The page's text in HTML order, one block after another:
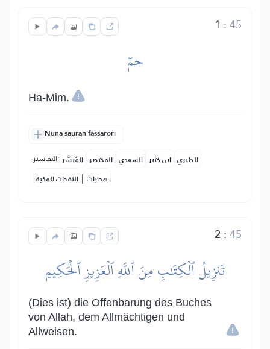
1 :45
حمٓ
Ha-Mim.
Nuna sauran fassarori
التفاسير: المُيسَّر المختصر السعدي ابن كثير الطبري
النفحات المكية | هدايات
2 :45
تَنزِيلُ ٱلۡكِتَٰبِ مِنَ ٱللَّهِ ٱلۡعَزِيزِ ٱلۡحَكِيمِ
(Dies ist) die Offenbarung des Buches
von Allah, dem Allmächtigen und
Allweisen.